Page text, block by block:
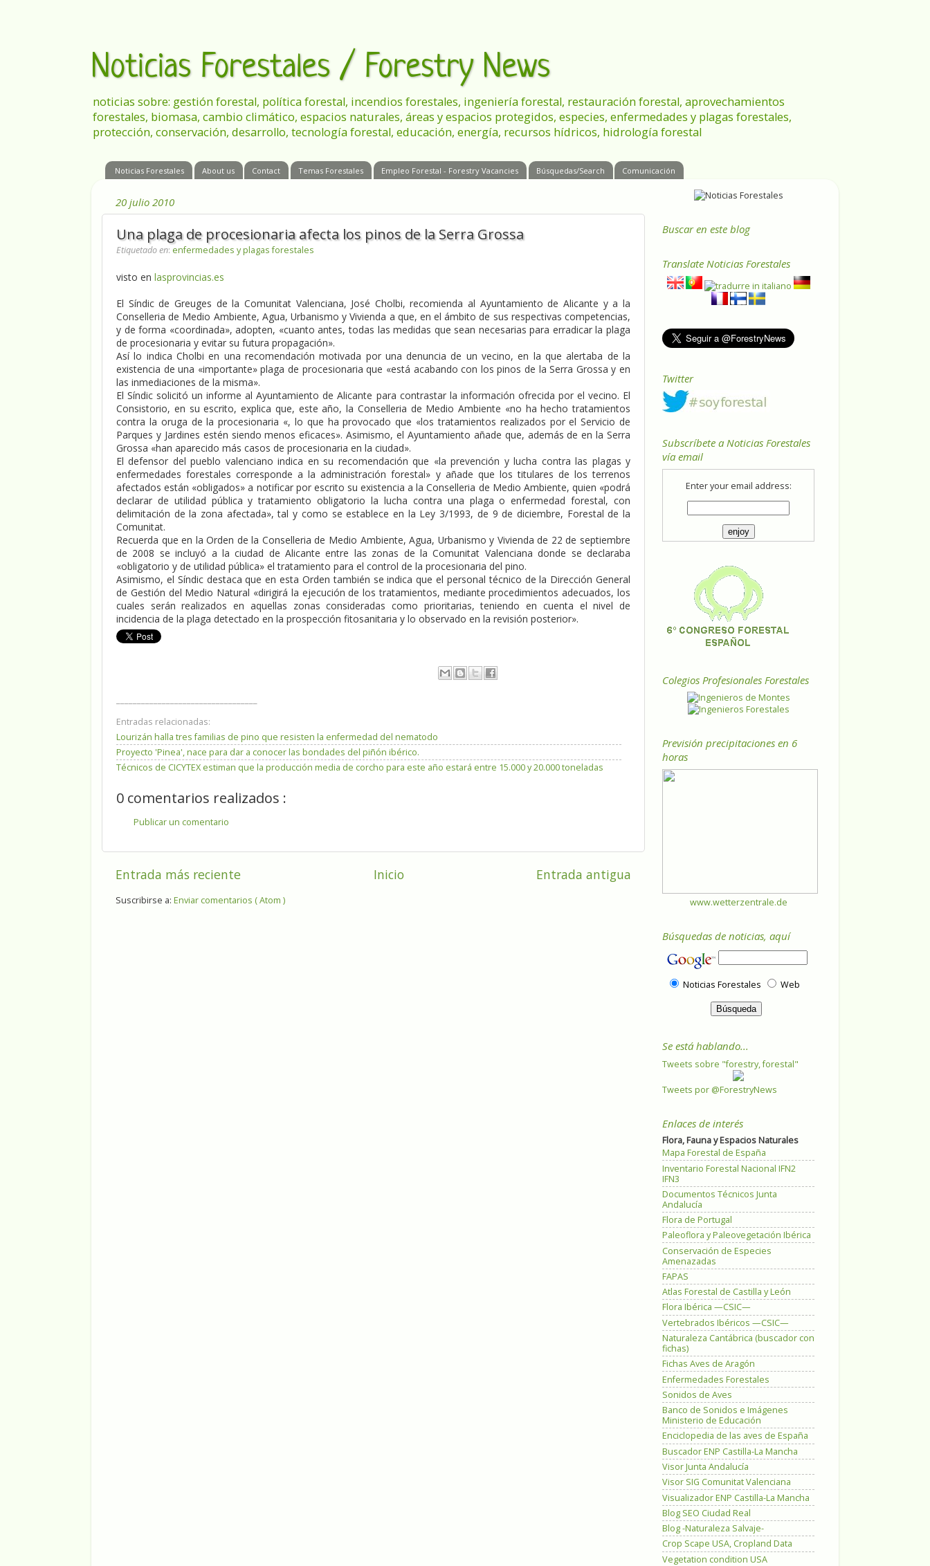
Noticias Forestales / Forestry News
noticias sobre: gestión forestal, política forestal, incendios forestales, ingeniería forestal, restauración forestal, aprovechamientos
forestales, biomasa, cambio climático, espacios naturales, áreas y espacios protegidos, especies, enfermedades y plagas forestales,
protección, conservación, desarrollo, tecnología forestal, educación, energía, recursos hídricos, hidrología forestal
Noticias Forestales About us Contact Temas Forestales Empleo Forestal - Forestry Vacancies Búsquedas/Search Comunicación
20 julio 2010
Una plaga de procesionaria afecta los pinos de la Serra Grossa
Etiquetado en: enfermedades y plagas forestales
visto en lasprovincias.es
El Síndic de Greuges de la Comunitat Valenciana, José Cholbi, recomienda al Ayuntamiento de Alicante y a la
Conselleria de Medio Ambiente, Agua, Urbanismo y Vivienda a que, en el ámbito de sus respectivas competencias,
y de forma «coordinada», adopten, «cuanto antes, todas las medidas que sean necesarias para erradicar la plaga
de procesionaria y evitar su futura propagación».
Así lo indica Cholbi en una recomendación motivada por una denuncia de un vecino, en la que alertaba de la
existencia de una «importante» plaga de procesionaria que «está acabando con los pinos de la Serra Grossa y en
las inmediaciones de la misma».
El Síndic solicitó un informe al Ayuntamiento de Alicante para contrastar la información ofrecida por el vecino. El
Consistorio, en su escrito, explica que, este año, la Conselleria de Medio Ambiente «no ha hecho tratamientos
contra la oruga de la procesionaria «, lo que ha provocado que «los tratamientos realizados por el Servicio de
Parques y Jardines estén siendo menos eficaces». Asimismo, el Ayuntamiento añade que, además de en la Serra
Grossa «han aparecido más casos de procesionaria en la ciudad».
El defensor del pueblo valenciano indica en su recomendación que «la prevención y lucha contra las plagas y
enfermedades forestales corresponde a la administración forestal» y añade que los titulares de los terrenos
afectados están «obligados» a notificar por escrito su existencia a la Conselleria de Medio Ambiente, quien «podrá
declarar de utilidad pública y tratamiento obligatorio la lucha contra una plaga o enfermedad forestal, con
delimitación de la zona afectada», tal y como se establece en la Ley 3/1993, de 9 de diciembre, Forestal de la
Comunitat.
Recuerda que en la Orden de la Conselleria de Medio Ambiente, Agua, Urbanismo y Vivienda de 22 de septiembre
de 2008 se incluyó a la ciudad de Alicante entre las zonas de la Comunitat Valenciana donde se declaraba
«obligatorio y de utilidad pública» el tratamiento para el control de la procesionaria del pino.
Asimismo, el Síndic destaca que en esta Orden también se indica que el personal técnico de la Dirección General
de Gestión del Medio Natural «dirigirá la ejecución de los tratamientos, mediante procedimientos adecuados, los
cuales serán realizados en aquellas zonas consideradas como prioritarias, teniendo en cuenta el nivel de
incidencia de la plaga detectado en la prospección fitosanitaria y lo observado en la revisión posterior».
Entradas relacionadas:
Lourizán halla tres familias de pino que resisten la enfermedad del nematodo
Proyecto 'Pinea', nace para dar a conocer las bondades del piñón ibérico.
Técnicos de CICYTEX estiman que la producción media de corcho para este año estará entre 15.000 y 20.000 toneladas
0 comentarios realizados :
Publicar un comentario
Entrada más reciente Entrada antigua
Inicio
Suscribirse a: Enviar comentarios ( Atom )
Buscar en este blog
Translate Noticias Forestales
Twitter
Subscríbete a Noticias Forestales
vía email
Enter your email address:
Colegios Profesionales Forestales
Previsión precipitaciones en 6
horas
www.wetterzentrale.de
Búsquedas de noticias, aquí
Noticias Forestales Web
Se está hablando...
Tweets sobre "forestry, forestal"
Tweets por @ForestryNews
Enlaces de interés
Flora, Fauna y Espacios Naturales
Mapa Forestal de España
Inventario Forestal Nacional IFN2
IFN3
Documentos Técnicos Junta
Andalucía
Flora de Portugal
Paleoflora y Paleovegetación Ibérica
Conservación de Especies
Amenazadas
FAPAS
Atlas Forestal de Castilla y León
Flora Ibérica —CSIC—
Vertebrados Ibéricos —CSIC—
Naturaleza Cantábrica (buscador con
fichas)
Fichas Aves de Aragón
Enfermedades Forestales
Sonidos de Aves
Banco de Sonidos e Imágenes
Ministerio de Educación
Enciclopedia de las aves de España
Buscador ENP Castilla-La Mancha
Visor Junta Andalucía
Visor SIG Comunitat Valenciana
Visualizador ENP Castilla-La Mancha
Blog SEO Ciudad Real
Blog -Naturaleza Salvaje-
Crop Scape USA, Cropland Data
Vegetation condition USA